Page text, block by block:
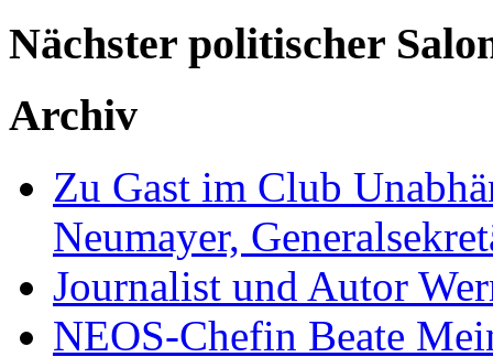
Nächster politischer
Archiv
Zu Gast im Club
Neumayer,
Journalist und Autor
NEOS-Chefin Beate